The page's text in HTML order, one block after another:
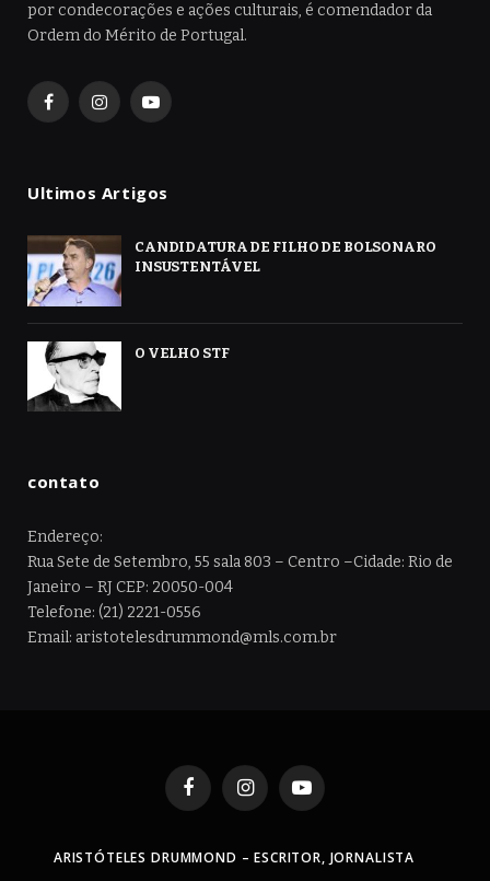
por condecorações e ações culturais, é comendador da
Ordem do Mérito de Portugal.
FacebookInstagramYouTube
Ultimos Artigos
CANDIDATURA DE FILHO DE BOLSONARO
INSUSTENTÁVEL
O VELHO STF
contato
Endereço:
Rua Sete de Setembro, 55 sala 803 – Centro –Cidade: Rio de
Janeiro – RJ CEP: 20050-004
Telefone: (21) 2221-0556
Email: aristotelesdrummond@mls.com.br
FacebookInstagramYouTube
ARISTÓTELES DRUMMOND – ESCRITOR, JORNALISTA